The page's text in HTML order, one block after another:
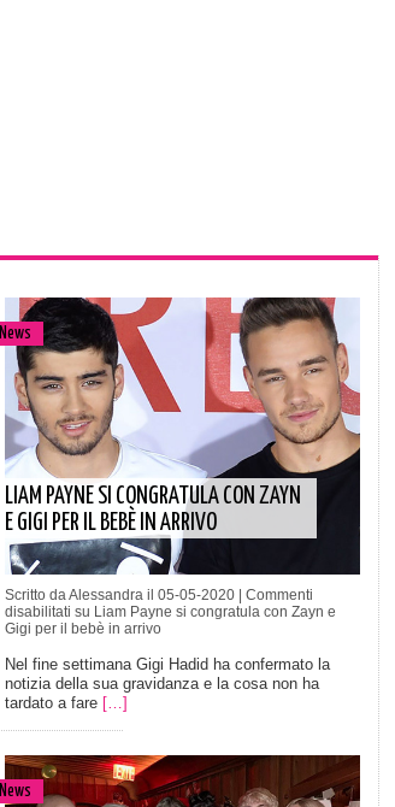
News
LIAM PAYNE SI CONGRATULA CON ZAYN
E GIGI PER IL BEBÈ IN ARRIVO
Scritto da Alessandra il 05-05-2020 | Commenti
disabilitati su Liam Payne si congratula con Zayn e
Gigi per il bebè in arrivo
Nel fine settimana Gigi Hadid ha confermato la
notizia della sua gravidanza e la cosa non ha
tardato a fare […]
News